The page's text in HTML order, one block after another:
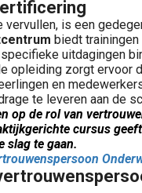
vervullen, is een
biedt trainingen
uitdagingen
opleiding zorgt ervoor
en
te leveren aan de
op de rol van
cursus
slag te gaan.